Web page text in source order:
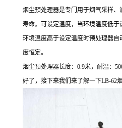
烟尘预处理器是专门用于烟气采样
寿命。可设定温度，当环境温度低
环境温度高于设定温度时预处理器
度恒定。
烟尘预处理器长度：0.9米，耐温：
好了，接下来我们来了解一下LB-62